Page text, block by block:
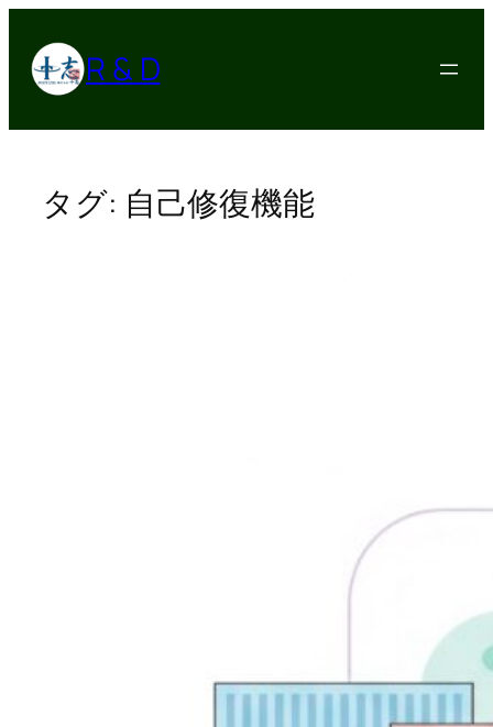
キ
R & D
タグ: 自己修復機能